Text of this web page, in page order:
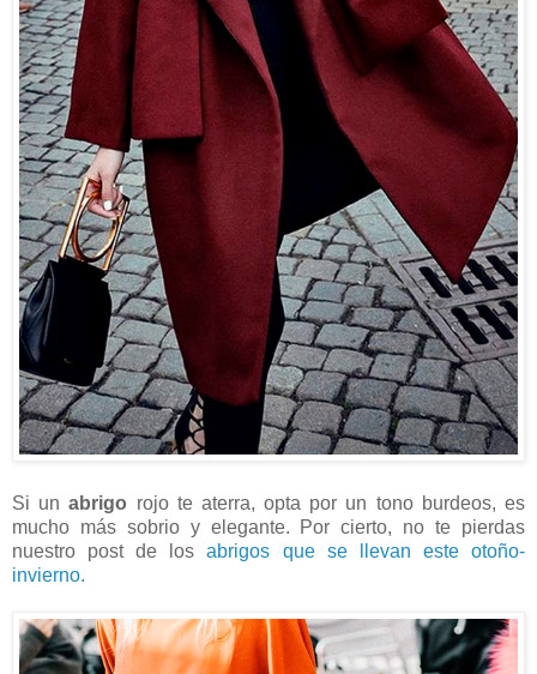
Si unabrigo rojo te aterra, opta por un tono burdeos, es
mucho más sobrio y elegante. Por cierto, no te pierdas
nuestro post de losabrigos que se llevan este otoño-
invierno.